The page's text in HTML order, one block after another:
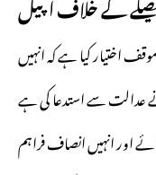
اختیار کیا ہے کہ انہیں
نے عدالت سے استدعا کی ہے
اور انہیں انصاف فراہم